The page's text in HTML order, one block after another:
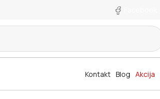
Blog Akcija
Kontakt